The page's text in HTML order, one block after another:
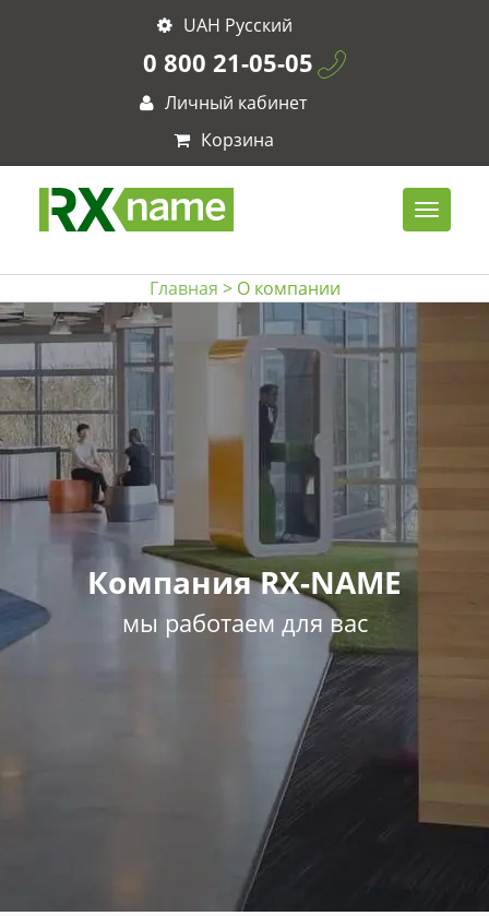
UAH Русский
0 800 21-05-05
Личный кабинет
Корзина
Главная > О компании
Компания RX-NAME
мы работаем для вас